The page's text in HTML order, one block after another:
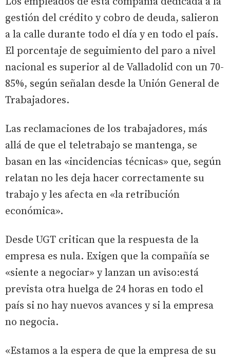
gestión del crédito y cobro de deuda, salieron
a la calle durante todo el día y en todo el país.
El porcentaje de seguimiento del paro a nivel
nacional es superior al de Valladolid con un 70-
85%, según señalan desde la Unión General de
Trabajadores.
Las reclamaciones de los trabajadores, más
allá de que el teletrabajo se mantenga, se
basan en las «incidencias técnicas» que, según
relatan no les deja hacer correctamente su
trabajo y les afecta en «la retribución
económica».
Desde UGT critican que la respuesta de la
empresa es nula. Exigen que la compañía se
«siente a negociar» y lanzan un aviso:está
prevista otra huelga de 24 horas en todo el
país si no hay nuevos avances y si la empresa
no negocia.
«Estamos a la espera de que la empresa de su